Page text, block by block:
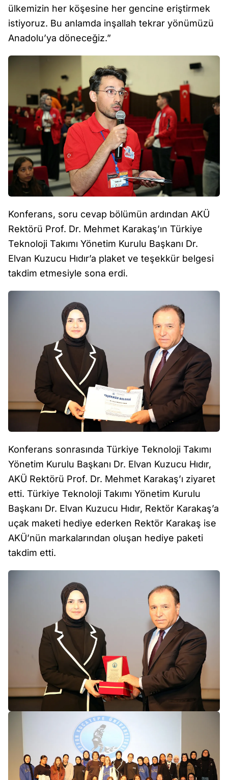
ülkemizin her köşesine her gencine eriştirmek
istiyoruz. Bu anlamda inşallah tekrar yönümüzü
Anadolu’ya döneceğiz.”
Konferans, soru cevap bölümün ardından AKÜ
Rektörü Prof. Dr. Mehmet Karakaş’ın Türkiye
Teknoloji Takımı Yönetim Kurulu Başkanı Dr.
Elvan Kuzucu Hıdır’a plaket ve teşekkür belgesi
takdim etmesiyle sona erdi.
Konferans sonrasında Türkiye Teknoloji Takımı
Yönetim Kurulu Başkanı Dr. Elvan Kuzucu Hıdır,
AKÜ Rektörü Prof. Dr. Mehmet Karakaş’ı ziyaret
etti. Türkiye Teknoloji Takımı Yönetim Kurulu
Başkanı Dr. Elvan Kuzucu Hıdır, Rektör Karakaş’a
uçak maketi hediye ederken Rektör Karakaş ise
AKÜ’nün markalarından oluşan hediye paketi
takdim etti.